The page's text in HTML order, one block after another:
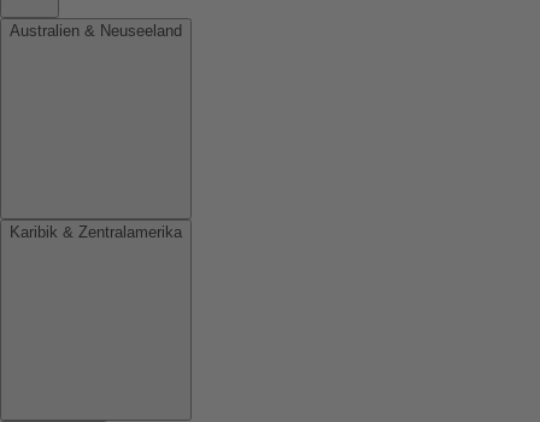
Australien & Neuseeland
Karibik & Zentralamerika